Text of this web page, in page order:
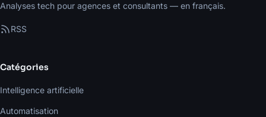
Analyses tech pour agences et consultants — en français.
RSS
Catégories
Intelligence artificielle
Automatisation